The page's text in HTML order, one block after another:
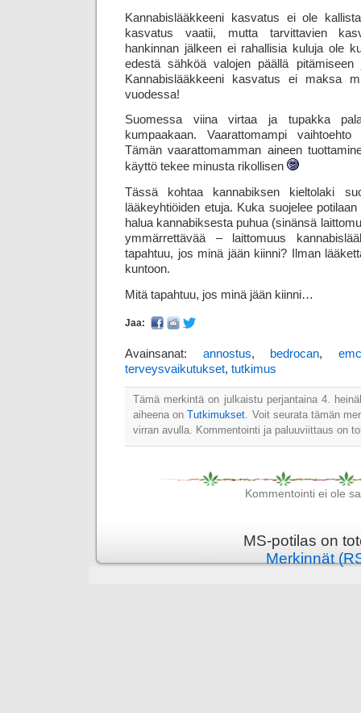
Kannabislääkkeeni kasvatus ei ole
kasvatus vaatii, mutta tarvittavien
hankinnan jälkeen ei rahallisia kuluja ole
edestä sähköä valojen päällä
Kannabislääkkeeni kasvatus ei maksa
vuodessa!
Suomessa viina virtaa ja tupakka
kumpaakaan. Vaarattomampi
Tämän vaarattomamman aineen
käyttö tekee minusta rikollisen
Tässä kohtaa kannabiksen kieltolaki
lääkeyhtiöiden etuja. Kuka suojelee
halua kannabiksesta puhua (sinänsä
ymmärrettävää – laittomuus
tapahtuu, jos minä jään kiinni? Ilman
kuntoon.
Mitä tapahtuu, jos minä jään kiinni…
Jaa:
Avainsanat: annostus, bedrocan,
terveysvaikutukset, tutkimus
Tämä merkintä on julkaistu perjantaina 4.
aiheena onTutkimukset. Voit seurata tämän
virran avulla. Kommentointi ja paluuviittaus on
Kommentointi ei ole
MS-potilas on
Merkinnät